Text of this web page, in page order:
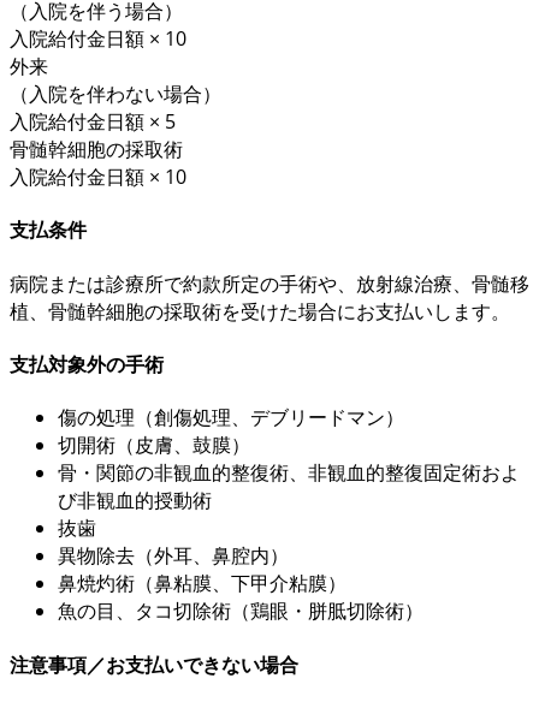
（入院を伴う場合）
入院給付金日額 × 10
外来
（入院を伴わない場合）
入院給付金日額 × 5
骨髄幹細胞の採取術
入院給付金日額 × 10
支払条件
病院または診療所で約款所定の手術や、放射線治療、骨髄移
植、骨髄幹細胞の採取術を受けた場合にお支払いします。
支払対象外の手術
傷の処理（創傷処理、デブリードマン）
切開術（皮膚、鼓膜）
骨・関節の非観血的整復術、非観血的整復固定術およ
び非観血的授動術
抜歯
異物除去（外耳、鼻腔内）
鼻焼灼術（鼻粘膜、下甲介粘膜）
魚の目、タコ切除術（鶏眼・胼胝切除術）
注意事項／お支払いできない場合